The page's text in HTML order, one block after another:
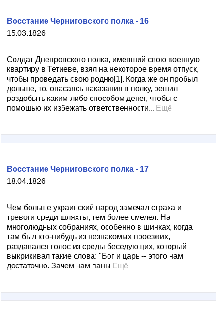
15.03.1826
Восстание Черниговского полка - 16
Солдат Днепровского полка, имевший свою военную
квартиру в Тетиеве, взял на некоторое время отпуск,
чтобы проведать свою родню[1]. Когда же он пробыл
дольше, то, опасаясь наказания в полку, решил
раздобыть каким-либо способом денег, чтобы с
помощью их избежать ответственности... Ещё
18.04.1826
Восстание Черниговского полка - 17
Чем больше украинский народ замечал страха и
тревоги среди шляхты, тем более смелел. На
многолюдных собраниях, особенно в шинках, когда
там был кто-нибудь из незнакомых проезжих,
раздавался голос из среды беседующих, который
выкрикивал такие слова: "Бог и царь -- этого нам
достаточно. Зачем нам паны Ещё